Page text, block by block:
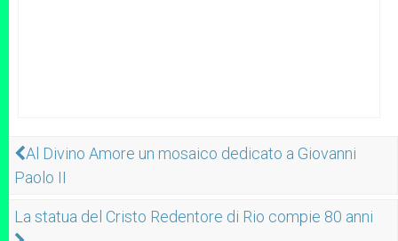
Al Divino Amore un mosaico dedicato a Giovanni
Paolo II
La statua del Cristo Redentore di Rio compie 80 anni